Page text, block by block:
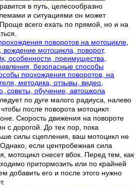
в путь, целесообразно
и ситуациями он может
Проще всего ехать по прямой, но и на
по дуге малого радиуса, налево
после поворота мотоцикл
Скорость движения на повороте
с дорогой. До тех пор, пока
силы сцепления, ваш мотоцикл не
если центробежная сила
мотоцикл снесет вбок. Перед тем, как
притормозить или по крайней
добавить его и после этого нужно